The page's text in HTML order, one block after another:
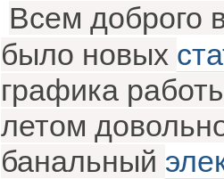
Всем доброго
было новых
графика
летом
банальный